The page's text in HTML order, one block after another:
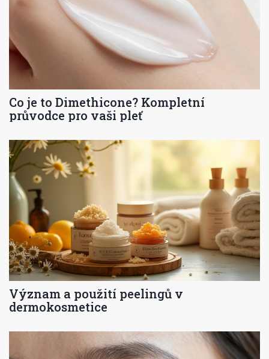
Co je to Dimethicone? Kompletní
průvodce pro vaši pleť
Význam a použití peelingů v
dermokosmetice